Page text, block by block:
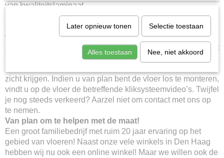
van kwaliteitslaminaat.
Maak een goede keuze
Om u de beste service te kunnen bieden, hechten wij veel
waarde aan ons filtersysteem. Zo kunt u eenvoudig en breed
zoeken naar uw favoriete vloer. Op onze vloerenpagina vindt
u ook links naar wat er op de vloer ligt. Hier kunt u de
zicht krijgen. Indien u van plan bent de vloer los te monteren,
vindt u op de vloer de betreffende kliksysteemvideo’s. Twijfel
je nog steeds verkeerd? Aarzel niet om contact met ons op
te nemen.
Van plan om te helpen met de maat!
Een groot familiebedrijf met ruim 20 jaar ervaring op het
gebied van vloeren! Naast onze vele winkels in Den Haag
hebben wij nu ook een online winkel! Maar we willen ook de
Later opnieuw tonen Selectie toestaan
Alles toestaan Nee, niet akkoord